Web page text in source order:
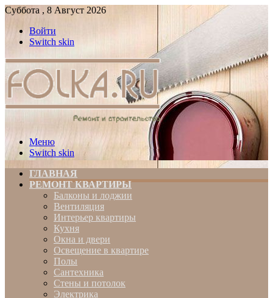
Суббота , 8 Август 2026
Войти
Switch skin
Меню
Switch skin
ГЛАВНАЯ
РЕМОНТ КВАРТИРЫ
Балконы и лоджии
Вентиляция
Интерьер квартиры
Кухня
Окна и двери
Освещение в квартире
Полы
Сантехника
Стены и потолок
Электрика